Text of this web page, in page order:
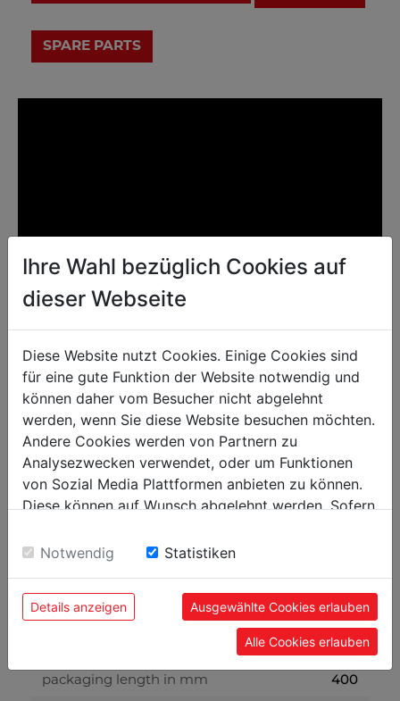
technical details
measurements
table size in mm
weight
net weight in kg
packaging
330
packaging length in mm 400
Ihre Wahl bezüglich Cookies auf
dieser Webseite
Diese Website nutzt Cookies. Einige Cookies sind
für eine gute Funktion der Website notwendig und
können daher vom Besucher nicht abgelehnt
werden, wenn Sie diese Website besuchen möchten.
Andere Cookies werden von Partnern zu
Analysezwecken verwendet, oder um Funktionen
von Sozial Media Plattformen anbieten zu können.
Diese können auf Wunsch abgelehnt werden. Sofern
Einwilligung zu unseren Cookies.
Notwendig Statistiken
Details anzeigen Ausgewählte Cookies erlauben
Alle Cookies erlauben